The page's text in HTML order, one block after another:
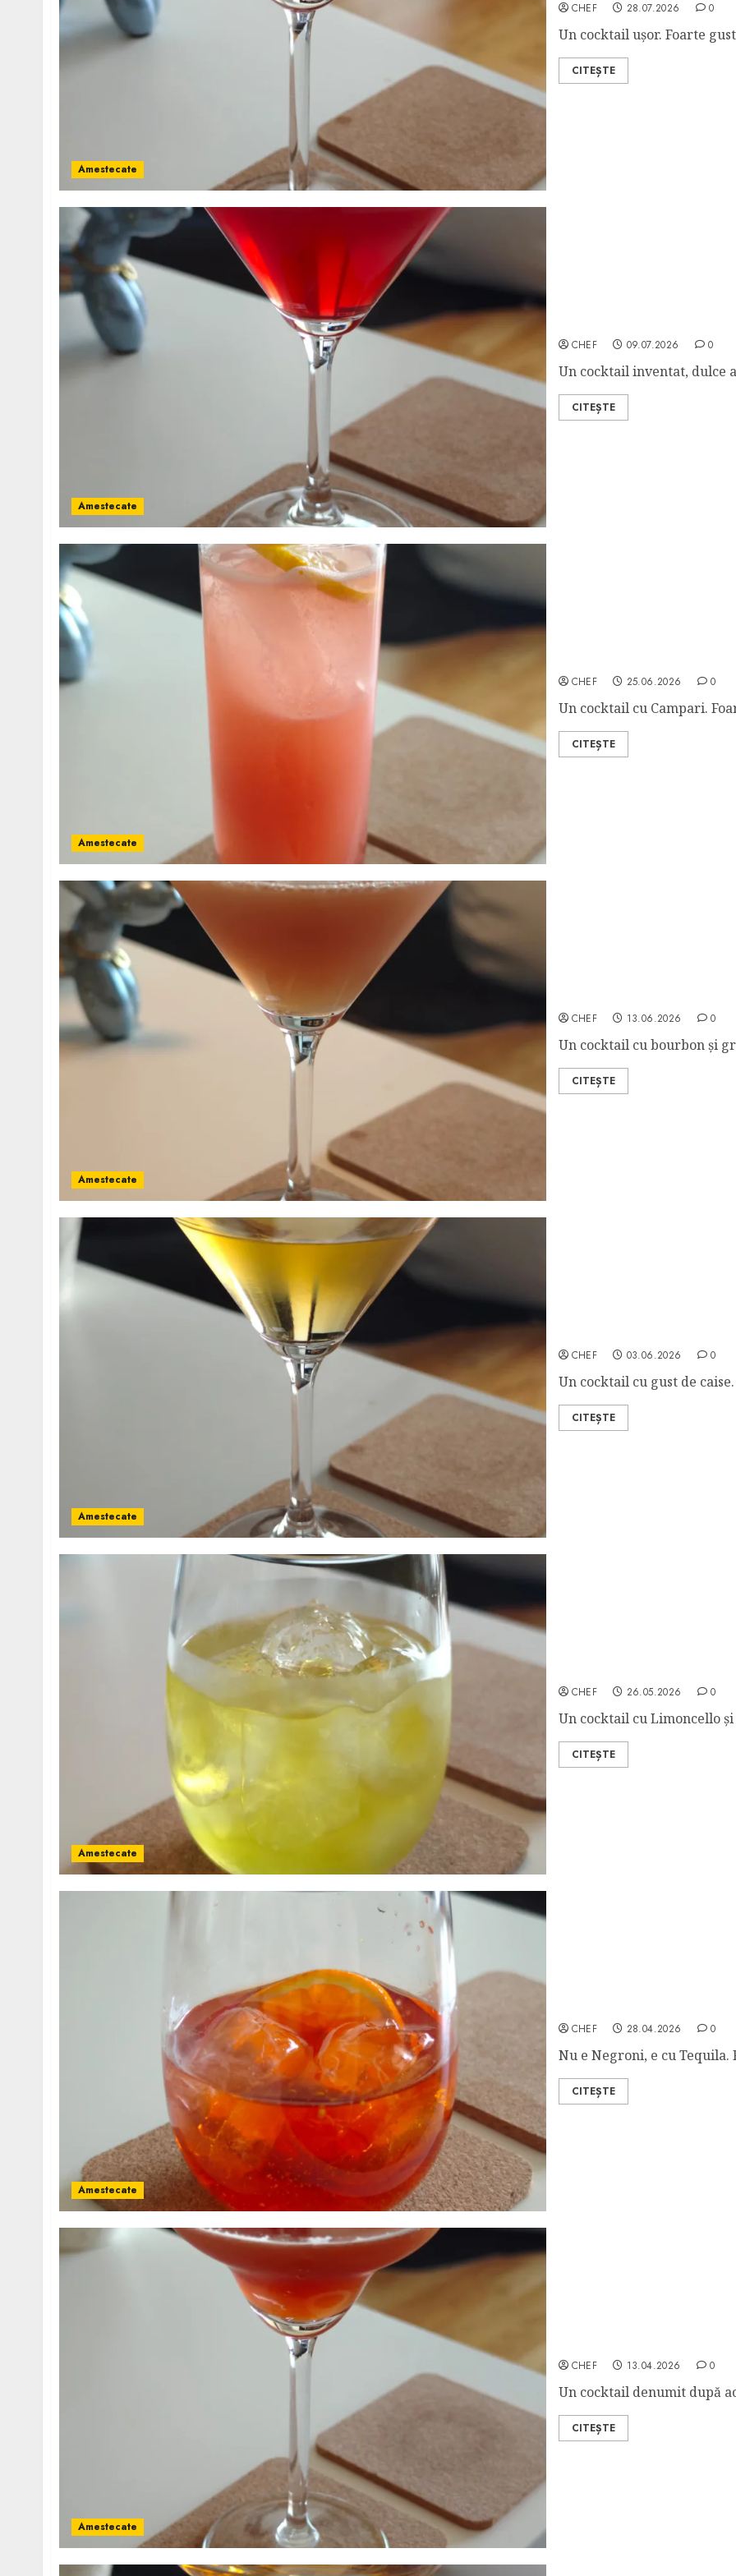
Amestecate
CHEF 28.07.2026 0
Un cocktail ușor. Foarte
CITEȘTE
Amestecate
CHEF 09.07.2026 0
Un cocktail inventat, dulce
CITEȘTE
Amestecate
CHEF 25.06.2026 0
Un cocktail cu Campari.
CITEȘTE
Amestecate
CHEF 13.06.2026 0
Un cocktail cu bourbon și
CITEȘTE
Amestecate
CHEF 03.06.2026 0
Un cocktail cu gust de
CITEȘTE
Amestecate
CHEF 26.05.2026 0
Un cocktail cu Limoncello și
CITEȘTE
Amestecate
CHEF 28.04.2026 0
Nu e Negroni, e cu Tequila.
CITEȘTE
Amestecate
CHEF 13.04.2026 0
Un cocktail denumit după
CITEȘTE